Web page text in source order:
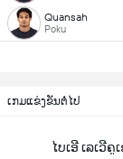
Quansah
Poku
ເກມແຂ່ງຂັນຕໍ່ໄປ
ໄບເອີ ເລເວີຄູ